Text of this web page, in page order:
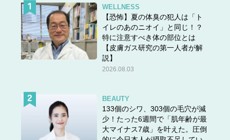
WELLNESS
【恐怖】夏の体臭の犯人は「ト
イレのあのニオイ」と同じ！？
特に注意すべき体の部位とは
【皮膚ガス研究の第一人者が解
説】
2026.08.03
BEAUTY
133個のシワ、303個の毛穴が減
少！たった6週間で「肌年齢が最
大マイナス7歳」を叶えた。圧倒